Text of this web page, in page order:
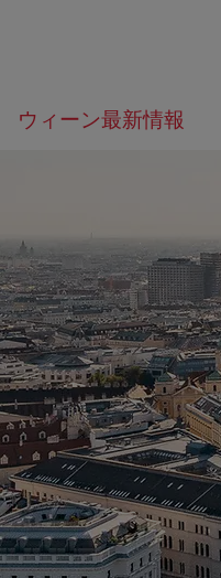
ニ
の
ッ
プ
へ
ウィーン最新情報